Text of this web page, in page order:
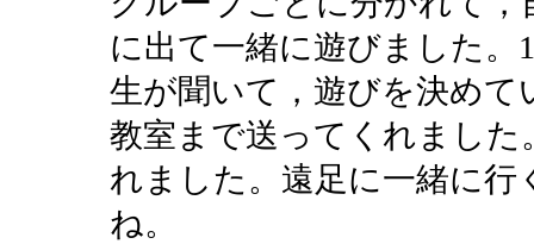
に出て一緒に遊びました
生が聞いて，遊びを決め
教室まで送ってくれまし
れました。遠足に一緒に
ね。